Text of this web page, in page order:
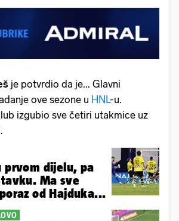
je potvrdio da je... Glavni
ove sezone u HNL-u.
izgubio sve četiri utakmice uz
prvom dijelu, pa
Ma sve
od Hajduka...